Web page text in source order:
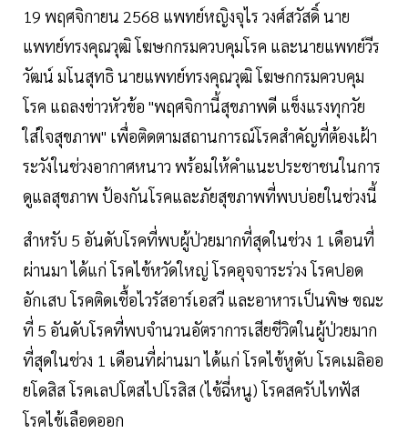
19 พฤศจิกายน 2568 แพทย์หญิงจุไร วงศ์สวัสดิ์ นาย
แพทย์ทรงคุณวุฒิ โฆษกกรมควบคุมโรค และนายแพทย์วีร
วัฒน์ มโนสุทธิ นายแพทย์ทรงคุณวุฒิ โฆษกกรมควบคุม
โรค แถลงข่าวหัวข้อ "พฤศจิกานี้สุขภาพดี แข็งแรงทุกวัย
ใส่ใจสุขภาพ" เพื่อติดตามสถานการณ์โรคสำคัญที่ต้องเฝ้า
ระวังในช่วงอากาศหนาว พร้อมให้คำแนะประชาชนในการ
ดูแลสุขภาพ ป้องกันโรคและภัยสุขภาพที่พบบ่อยในช่วงนี้
สำหรับ 5 อันดับโรคที่พบผู้ป่วยมากที่สุดในช่วง 1 เดือนที่
ผ่านมา ได้แก่ โรคไข้หวัดใหญ่ โรคอุจจาระร่วง โรคปอด
อักเสบ โรคติดเชื้อไวรัสอาร์เอสวี และอาหารเป็นพิษ ขณะ
ที่ 5 อันดับโรคที่พบจำนวนอัตราการเสียชีวิตในผู้ป่วยมาก
ที่สุดในช่วง 1 เดือนที่ผ่านมา ได้แก่ โรคไข้หูดับ โรคเมลิออ
ยโดสิส โรคเลปโตสไปโรสิส (ไข้ฉี่หนู) โรคสครับไทฟัส
โรคไข้เลือดออก